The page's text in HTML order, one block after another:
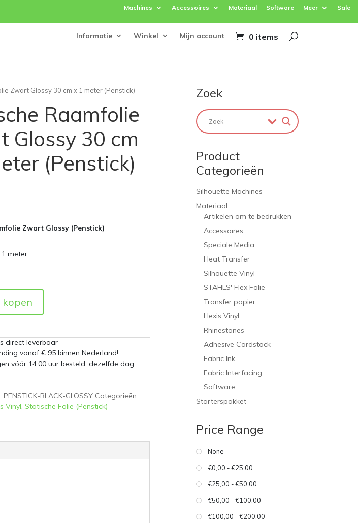
Machines Accessoires Materiaal Software Meer Sale
Informatie Winkel Mijn account 0 items
Zwart Glossy 30 cm x 1 meter (Penstick)
Raamfolie
Glossy 30 cm
(Penstick)
Zwart Glossy (Penstick)
1 meter
kopen
direct leverbaar
vanaf € 95 binnen Nederland!
vóór 14.00 uur besteld, dezelfde dag
PENSTICK-BLACK-GLOSSY Categorieën:
Vinyl, Statische Folie (Penstick)
Zoek
Product
Categorieën
Silhouette Machines
Materiaal
Artikelen om te bedrukken
Accessoires
Speciale Media
Heat Transfer
Silhouette Vinyl
STAHLS' Flex Folie
Transfer papier
Hexis Vinyl
Rhinestones
Adhesive Cardstock
Fabric Ink
Fabric Interfacing
Software
Starterspakket
Price Range
None
€0,00 - €25,00
€25,00 - €50,00
€50,00 - €100,00
€100,00 - €200,00